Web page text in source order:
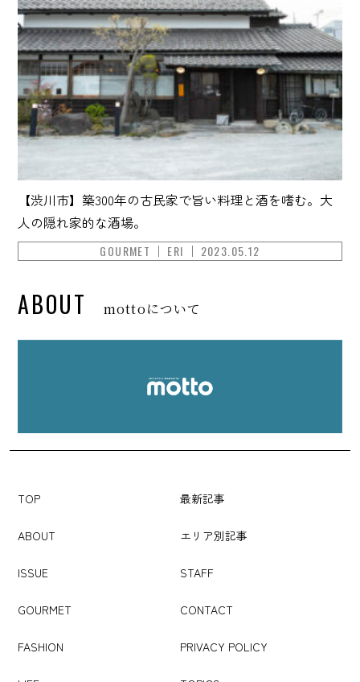
【渋川市】築300年の古民家で旨い料理と酒を嗜む。大
人の隠れ家的な酒場。
GOURMET ERI 2023.05.12
ABOUT mottoについて
TOP 最新記事
ABOUT エリア別記事
ISSUE STAFF
GOURMET CONTACT
FASHION PRIVACY POLICY